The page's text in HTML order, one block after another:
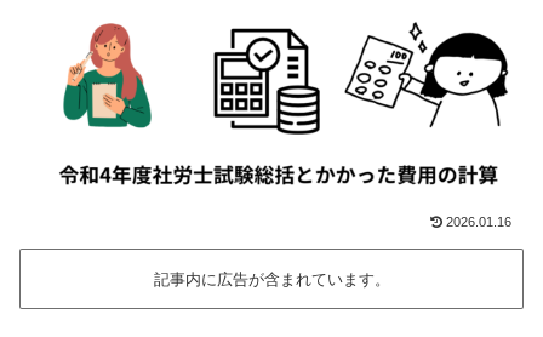
2026.01.16
記事内に広告が含まれています。